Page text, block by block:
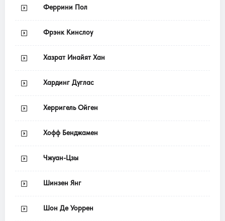
Феррини Пол
Фрэнк Кинслоу
Хазрат Инайят Хан
Хардинг Дуглас
Херригель Ойген
Хофф Бенджамен
Чжуан-Цзы
Шинзен Янг
Шон Де Уоррен